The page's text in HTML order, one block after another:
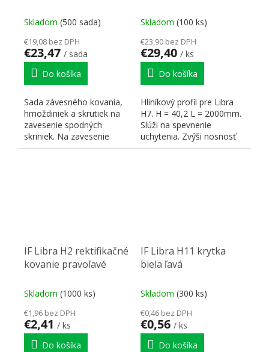
Skladom (500 sada)
€19,08 bez DPH
€23,47 / sada
Do košíka
Sada závesného kovania,
hmoždiniek a skrutiek na
zavesenie spodných
skriniek. Na zavesenie
skrinky s dvierkami...
Skladom (100 ks)
€23,90 bez DPH
€29,40 / ks
Do košíka
Hliníkový profil pre Libra
H7. H = 40,2 L = 2000mm.
Slúži na spevnenie
uchytenia. Zvýši nosnosť
kovania. Použitie pre...
IF Libra H2 rektifikačné
kovanie pravoľavé
Skladom (1000 ks)
€1,96 bez DPH
€2,41 / ks
Do košíka
IF Libra H11 krytka
biela ľavá
Skladom (300 ks)
€0,46 bez DPH
€0,56 / ks
Do košíka